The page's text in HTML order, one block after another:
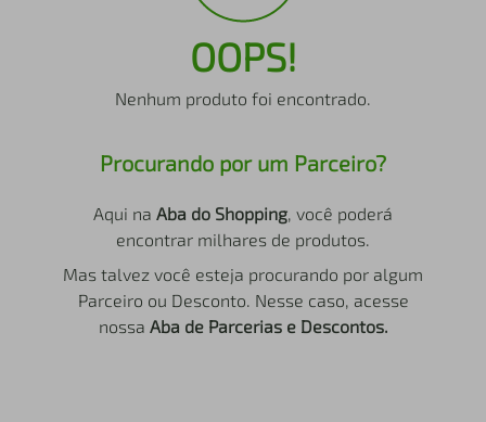
OOPS!
Nenhum produto foi encontrado.
Procurando por um Parceiro?
Aqui na Aba do Shopping, você poderá
encontrar milhares de produtos.
Mas talvez você esteja procurando por algum
Parceiro ou Desconto. Nesse caso, acesse
nossa Aba de Parcerias e Descontos.
iphone